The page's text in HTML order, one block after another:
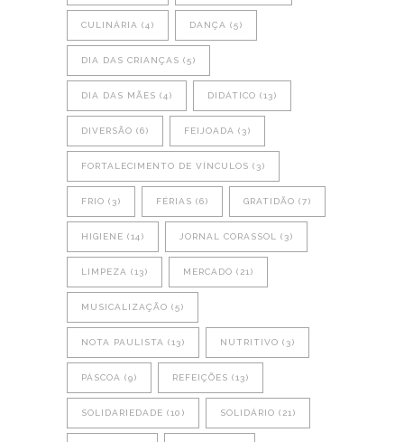
CULINÁRIA (4) DANÇA (5)
DIA DAS CRIANÇAS (5)
DIA DAS MÃES (4) DIDÁTICO (13)
DIVERSÃO (6) FEIJOADA (3)
FORTALECIMENTO DE VÍNCULOS (3)
FRIO (3) FÉRIAS (6) GRATIDÃO (7)
HIGIENE (14) JORNAL CORASSOL (3)
LIMPEZA (13) MERCADO (21)
MUSICALIZAÇÃO (5)
NOTA PAULISTA (13) NUTRITIVO (3)
PÁSCOA (9) REFEIÇÕES (13)
SOLIDARIEDADE (10) SOLIDÁRIO (21)